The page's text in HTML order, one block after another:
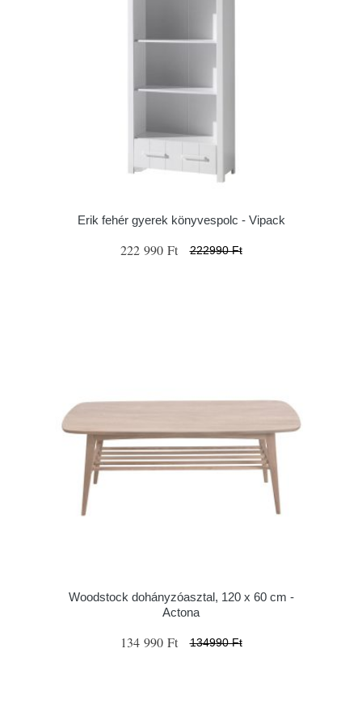
Erik fehér gyerek könyvespolc - Vipack
222 990 Ft 222990 Ft
Woodstock dohányzóasztal, 120 x 60 cm -
Actona
134 990 Ft 134990 Ft